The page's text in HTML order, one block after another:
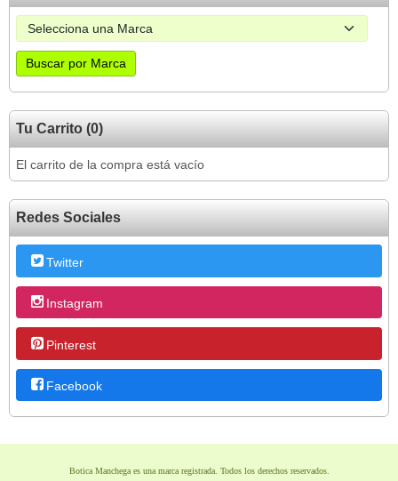
Tu Carrito (0)
El carrito de la compra está vacío
Redes Sociales
Twitter
Instagram
Pinterest
Facebook
Botica Manchega es una marca registrada. Todos los derechos reservados.